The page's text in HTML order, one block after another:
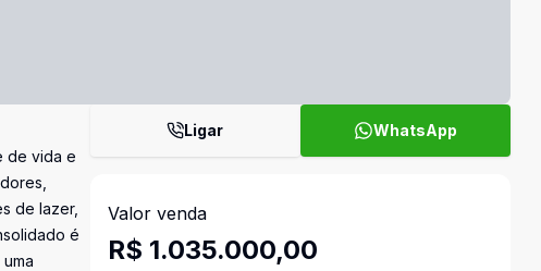
de vida e
de lazer,
é
Ligar WhatsApp
Valor venda
R$ 1.035.000,00